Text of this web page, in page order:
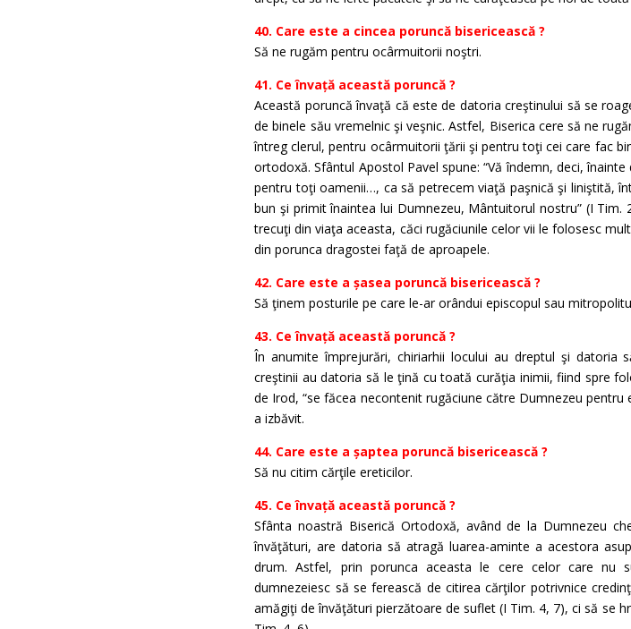
40. Care este a cincea poruncă bisericească ?
Să ne rugăm pentru ocârmuitorii noştri.
41. Ce învață această poruncă ?
Această poruncă învaţă că este de datoria creştinului să se
de binele său vremelnic şi veşnic. Astfel, Biserica cere să ne
întreg clerul, pentru ocârmuitorii ţării şi pentru toţi cei care fac
ortodoxă. Sfântul Apostol Pavel spune: “Vă îndemn, deci,
pentru toţi oamenii…, ca să petrecem viaţă paşnică şi liniştită,
bun şi primit înaintea lui Dumnezeu, Mântuitorul nostru” (I Tim.
trecuţi din viaţa aceasta, căci rugăciunile celor vii le folosesc
din porunca dragostei faţă de aproapele.
42. Care este a șasea poruncă bisericească ?
Să ţinem posturile pe care le-ar orândui episcopul sau
43. Ce învață această poruncă ?
În anumite împrejurări, chiriarhii locului au dreptul şi datoria
creştinii au datoria să le ţină cu toată curăţia inimii, fiind spre
de Irod, “se făcea necontenit rugăciune către Dumnezeu
a izbăvit.
44. Care este a șaptea poruncă bisericească ?
Să nu citim cărţile ereticilor.
45. Ce învață această poruncă ?
Sfânta noastră Biserică Ortodoxă, având de la Dumnezeu
învăţături, are datoria să atragă luarea-aminte a acestora
drum. Astfel, prin porunca aceasta le cere celor care nu
dumnezeiesc să se ferească de citirea cărţilor potrivnice
amăgiţi de învăţături pierzătoare de suflet (I Tim. 4, 7), ci să se